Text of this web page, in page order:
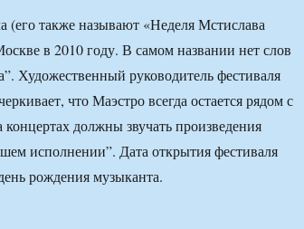
(его также называют «Неделя Мстислава
в 2010 году. В самом названии нет слов
Художественный руководитель фестиваля
что Маэстро всегда остается рядом с
должны звучать произведения
исполнении”. Дата открытия фестиваля
рождения музыканта.